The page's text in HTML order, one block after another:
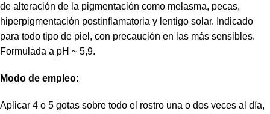
de alteración de la pigmentación como melasma, pecas,
hiperpigmentación postinflamatoria y lentigo solar. Indicado
para todo tipo de piel, con precaución en las más sensibles.
Formulada a pH ~ 5,9.
Modo de empleo:
Aplicar 4 o 5 gotas sobre todo el rostro una o dos veces al día,